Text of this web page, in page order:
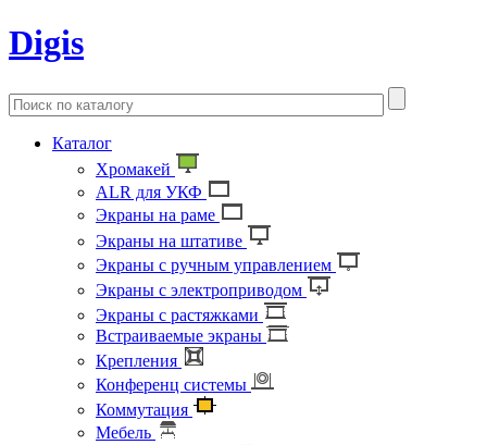
Digis
Каталог
Хромакей
ALR для УКФ
Экраны на раме
Экраны на штативе
Экраны с ручным управлением
Экраны с электроприводом
Экраны с растяжками
Встраиваемые экраны
Крепления
Конференц системы
Коммутация
Мебель